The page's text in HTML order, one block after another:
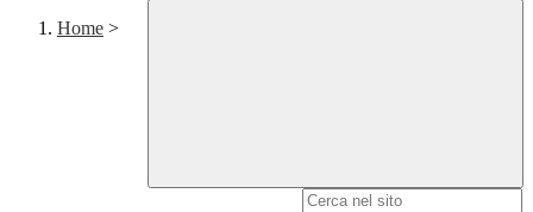
Home >